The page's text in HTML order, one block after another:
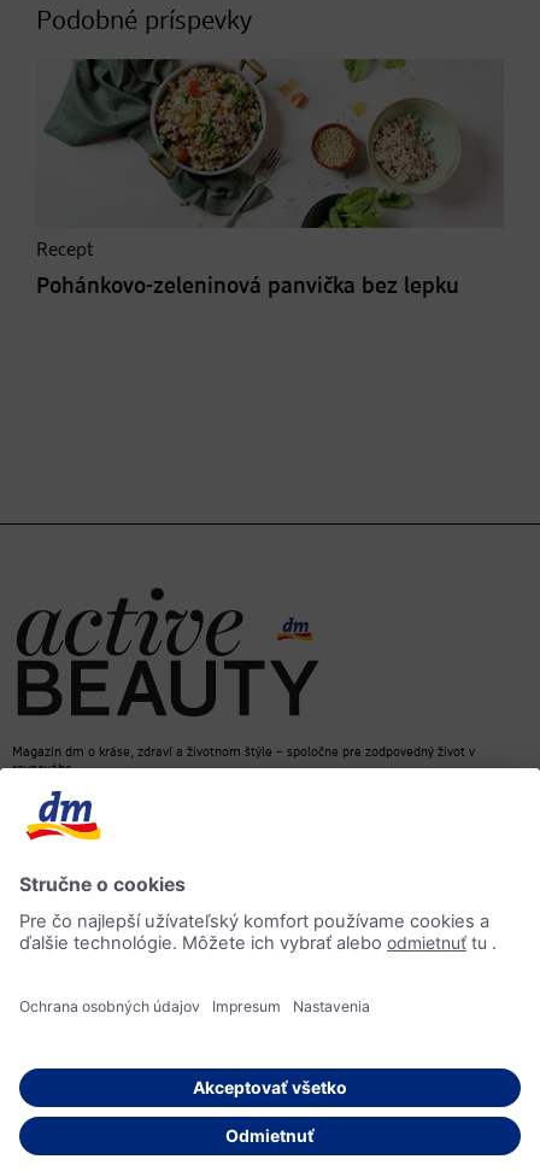
Podobné príspevky
Recept
Pohánkovo-zeleninová panvička bez lepku
Magazín dm o kráse, zdraví a životnom štýle – spoločne pre zodpovedný život v
rovnováhe
© 2026 dm drogerie markt, spol. s r.o.